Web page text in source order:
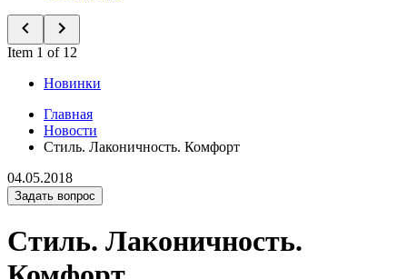
Item 1 of 12
Новинки
Главная
Новости
Стиль. Лаконичность. Комфорт
04.05.2018
Задать вопрос
Стиль. Лаконичность.